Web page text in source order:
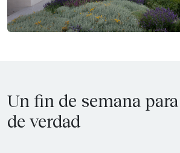
Un fin de semana
de verdad